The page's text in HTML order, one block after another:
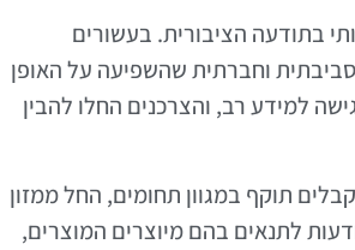
בתודעה הציבורית. בעשורים
של תודעה סביבתית וחברתית שהשפיעה על האופן
למידע רב, והצרכנים החלו להבין
תוקף במגוון תחומים, החל ממזון
לתנאים בהם מיוצרים המוצרים,